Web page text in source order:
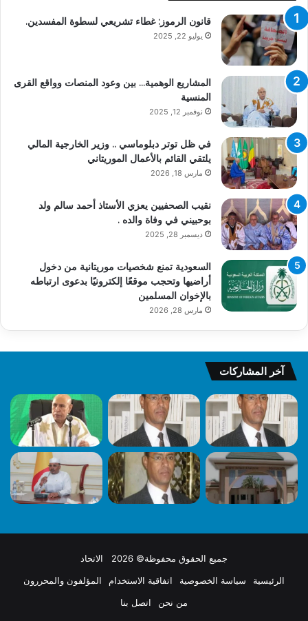
قانون الرموز: غطاء تشريعي لسطوة المفسدين.
يوليو 22, 2025
المشاريع الوهمية… بين وعود المنصات وواقع القرى
المنسية
نوفمبر 12, 2025
في ظل توتر دبلوماسي .. وزير الخارجية المالي
يلتقي القائم بالأعمال الموريتاني
مارس 18, 2026
نقيب الصحفيين يعزي الأستاذ أحمد سالم ولد
بوحبيني في وفاة والده .
ديسمبر 28, 2025
السعودية تمنع شخصيات موريتانية من دخول
أراضيها وتحجب موقعًا إلكترونيًا بدعوى ارتباطه
بالإخوان المسلمين
مارس 28, 2026
آخر المشاركات
جميع الحقوق محفوظة© 2026 الاتحاد
الرئيسية
سياسة الخصوصية اتفاقية الاستخدام
المؤلفون والمحررون
من نحن
اتصل بنا